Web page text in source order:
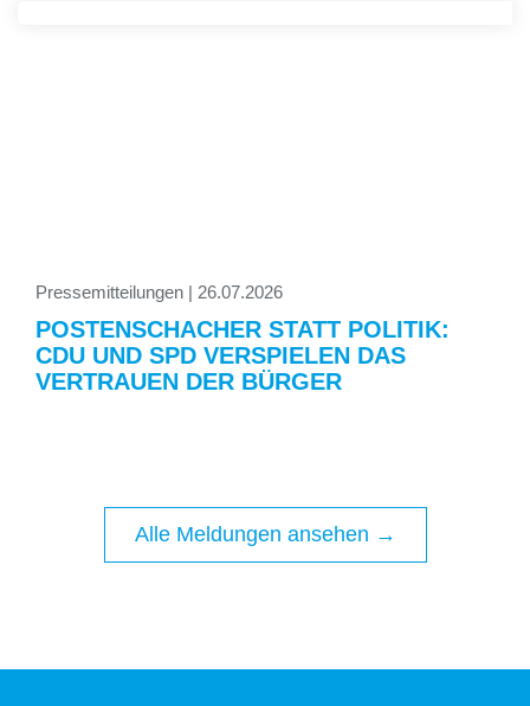
Pressemitteilungen | 26.07.2026
POSTENSCHACHER STATT POLITIK:
CDU UND SPD VERSPIELEN DAS
VERTRAUEN DER BÜRGER
Alle Meldungen ansehen →